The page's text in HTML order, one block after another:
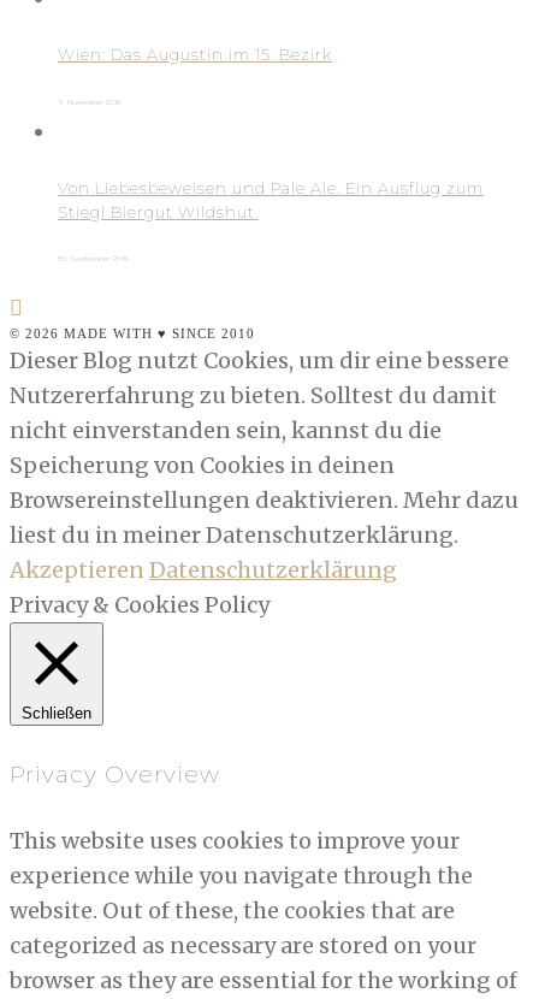
Wien: Das Augustin im 15. Bezirk
7. November 2016
Von Liebesbeweisen und Pale Ale. Ein Ausflug zum
Stiegl Biergut Wildshut.
30. September 2016
© 2026 MADE WITH ♥ SINCE 2010
Dieser Blog nutzt Cookies, um dir eine bessere
Nutzererfahrung zu bieten. Solltest du damit
nicht einverstanden sein, kannst du die
Speicherung von Cookies in deinen
Browsereinstellungen deaktivieren. Mehr dazu
liest du in meiner Datenschutzerklärung.
AkzeptierenDatenschutzerklärung
Privacy & Cookies Policy
Schließen
Privacy Overview
This website uses cookies to improve your
experience while you navigate through the
website. Out of these, the cookies that are
categorized as necessary are stored on your
browser as they are essential for the working of